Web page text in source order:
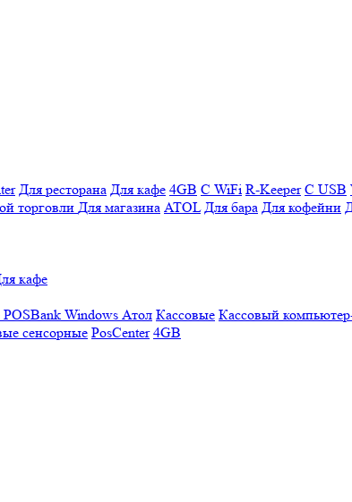
Для ресторана Для кафе 4GB С WiFi R-Keeper С USB
торговли Для магазина ATOL Для бара Для кофейни
кафе
POSBank Windows Атол Кассовые Кассовый
сенсорные PosCenter 4GB